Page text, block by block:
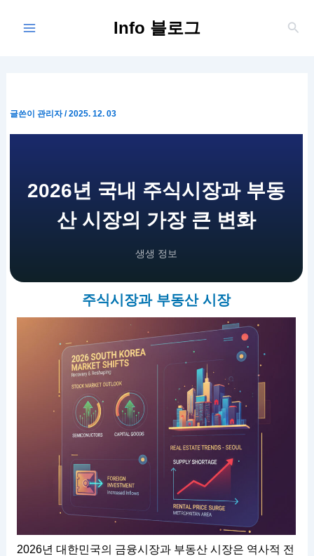
뛰
Info 블로그
검
글쓴이 관리자/2025. 12. 03
2026년 국내 주식시장과 부동
산 시장의 가장 큰 변화
생생 정보
주식시장과 부동산 시장
2026년 대한민국의 금융시장과 부동산 시장은 역사적 전